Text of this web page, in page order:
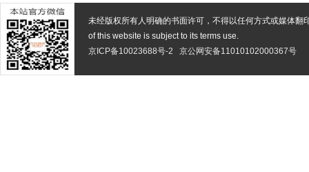
未经版权所有人明确的书面许可，不得以任何方式或媒体翻
of this website is subject to its terms use.
京ICP备10023688号-2
京公网安备11010102000367号